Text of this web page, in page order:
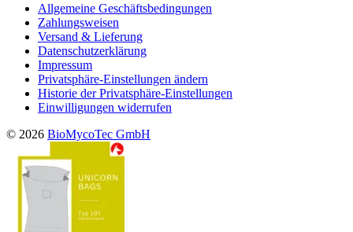
Allgemeine Geschäftsbedingungen
Zahlungsweisen
Versand & Lieferung
Datenschutzerklärung
Impressum
Privatsphäre-Einstellungen ändern
Historie der Privatsphäre-Einstellungen
Einwilligungen widerrufen
© 2026 BioMycoTec GmbH